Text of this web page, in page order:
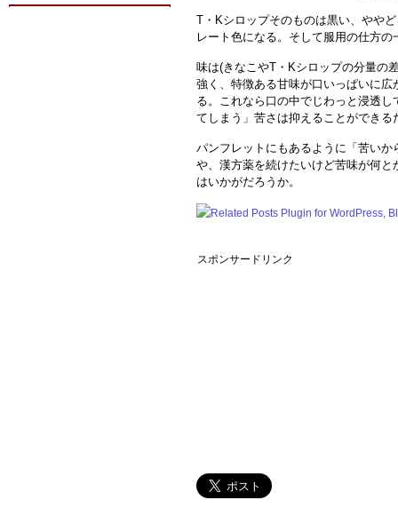
T・Kシロップそのものは黒い、やや
レート色になる。そして服用の仕方
味は(きなこやT・Kシロップの分量の
強く、特徴ある甘味が口いっぱいに
る。これなら口の中でじわっと浸透
てしまう」苦さは抑えることができる
パンフレットにもあるように「苦い
や、漢方薬を続けたいけど苦味が何
はいかがだろうか。
スポンサードリンク